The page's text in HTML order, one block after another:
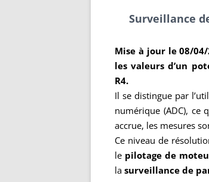
Surveillance
Mise à jour le 08/04/
les valeurs d’un
R4.
Il se distingue par
numérique (ADC), ce
accrue, les mesures
Ce niveau de
le pilotage de
la surveillance de